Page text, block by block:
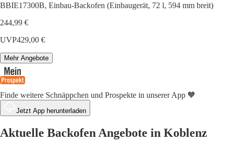
BBIE17300B, Einbau-Backofen (Einbaugerät, 72 l, 594 mm breit)
244,99 €
UVP429,00 €
Mehr Angebote
Finde weitere Schnäppchen und Prospekte in unserer App 🧡
Jetzt App herunterladen
Aktuelle Backofen Angebote in Koblenz